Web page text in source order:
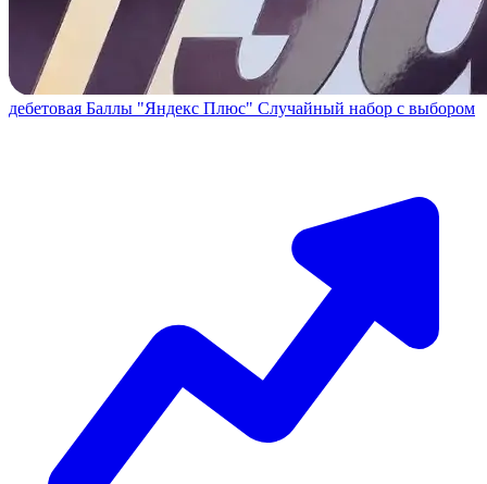
дебетовая Баллы "Яндекс Плюс" Случайный набор с выбором